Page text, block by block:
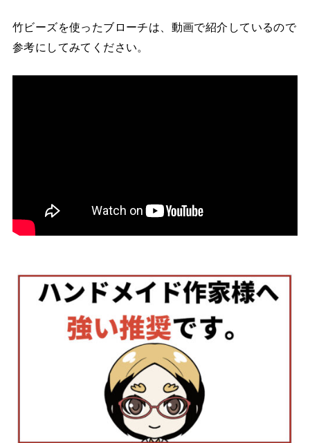
竹ビーズを使ったブローチは、動画で紹介しているので
参考にしてみてください。